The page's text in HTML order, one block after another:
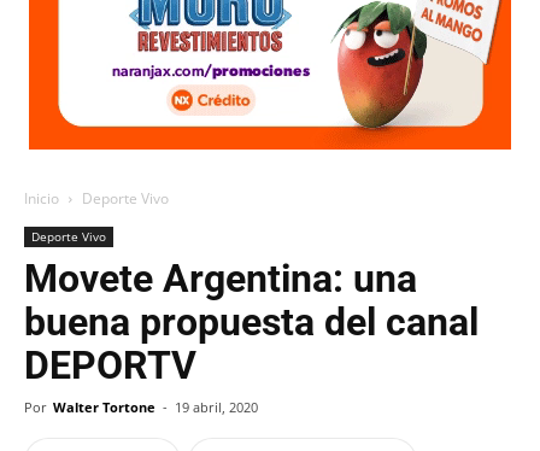
Inicio Deporte Vivo
Deporte Vivo
Movete Argentina: una
buena propuesta del canal
DEPORTV
Por Walter Tortone - 19 abril, 2020